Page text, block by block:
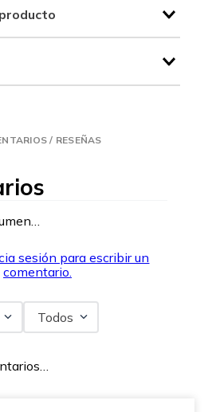
/ RESEÑAS
sesión para escribir un
comentario.
Todos